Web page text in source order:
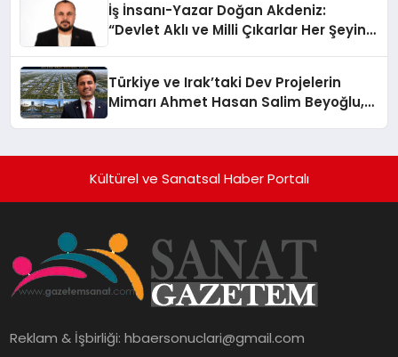
İş İnsanı-Yazar Doğan Akdeniz:
“Devlet Aklı ve Milli Çıkarlar Her Şeyin
Türkiye ve Irak’taki Dev Projelerin
Mimarı Ahmet Hasan Salim Beyoğlu,
Hayata Geçirecek
Kültürel ve Sanatsal Haber Portalı
Reklam & İşbirliği:hbaersonuclari@gmail.com